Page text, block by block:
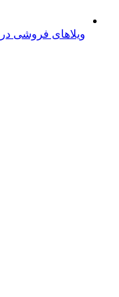
ویلاهای فروشی در